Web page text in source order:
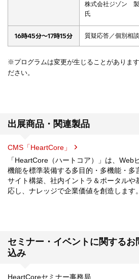
株式会社ジゾン
氏
16時45分～17時15分 質疑応答／個別相
※プログラムは変更が生じることがありま
ださい。
出展商品・関連製品
CMS「HeartCore」
「HeartCore（ハートコア）」は、Web
機能を標準装備する多目的・多機能・多
サイト構築、社内イントラ＆ポータルや
応し、ナレッジで企業価値を創造します。
セミナー・イベントに関するお
込み
HeartCoreセミナー事務局